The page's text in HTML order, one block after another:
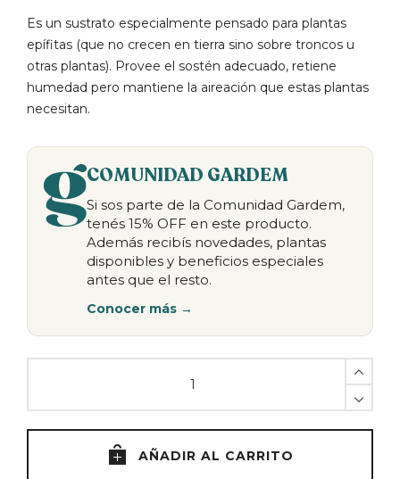
Es un sustrato especialmente pensado para plantas
epífitas (que no crecen en tierra sino sobre troncos u
otras plantas). Provee el sostén adecuado, retiene
humedad pero mantiene la aireación que estas plantas
necesitan.
COMUNIDAD GARDEM
Si sos parte de la Comunidad Gardem,
tenés 15% OFF en este producto.
Además recibís novedades, plantas
disponibles y beneficios especiales
antes que el resto.
Conocer más →
0.5
litros
AÑADIR AL CARRITO